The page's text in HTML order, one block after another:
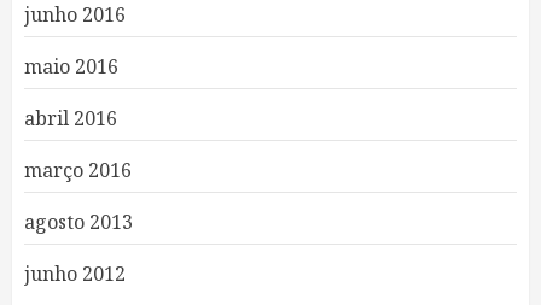
junho 2016
maio 2016
abril 2016
março 2016
agosto 2013
junho 2012